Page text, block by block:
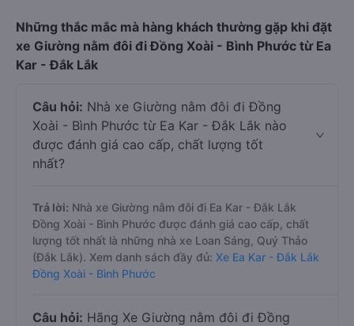
Những thắc mắc mà hàng khách thường gặp khi đặt
xe Giường nằm đôi đi Đồng Xoài - Bình Phước từ Ea
Kar - Đắk Lắk
Câu hỏi: Nhà xe Giường nằm đôi đi Đồng
Xoài - Bình Phước từ Ea Kar - Đắk Lắk nào
được đánh giá cao cấp, chất lượng tốt
nhất?
Trả lời: Nhà xe Giường nằm đôi đi Ea Kar - Đắk Lắk
Đồng Xoài - Bình Phước được đánh giá cao cấp, chất
lượng tốt nhất là những nhà xe Loan Sáng, Quý Thảo
(Đắk Lắk). Xem danh sách đầy đủ: Xe Ea Kar - Đắk Lắk
Đồng Xoài - Bình Phước
Câu hỏi: Hãng Xe Giường nằm đôi đi Đồng